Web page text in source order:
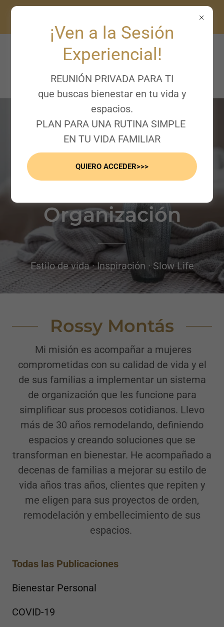
RETO LIBERA Y RENUEVA TU
HOGAR
Blog
Organización
Estilo de vida · Inspiración · Slow Life
Rossy Montás
Mi misión es acompañar a mujeres
comprometidas con su calidad de vida y el
de sus familias a implementar un sistema
de organización que les funcione para
simplificar sus procesos cotidianos. Llevo
más de 30 años remodelando, definiendo
espacios y creando soluciones que se
transforman en bienestar. He acompañado a
decenas de familias a mejorar su estilo de
vida años tras años, clientes que repiten y
me eligen para sus proyectos de orden,
remodelación y embellecimiento de sus
espacios.
Todas las Publicaciones
Bienestar Personal
COVID-19
¡Ven a la Sesión
Experiencial!
REUNIÓN PRIVADA PARA TI
que buscas bienestar en tu vida y
espacios.
PLAN PARA UNA RUTINA SIMPLE
EN TU VIDA FAMILIAR
QUIERO ACCEDER>>>